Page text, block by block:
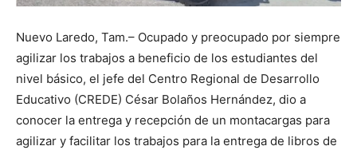
Nuevo Laredo, Tam.– Ocupado y preocupado por siempre
agilizar los trabajos a beneficio de los estudiantes del
nivel básico, el jefe del Centro Regional de Desarrollo
Educativo (CREDE) César Bolaños Hernández, dio a
conocer la entrega y recepción de un montacargas para
agilizar y facilitar los trabajos para la entrega de libros de